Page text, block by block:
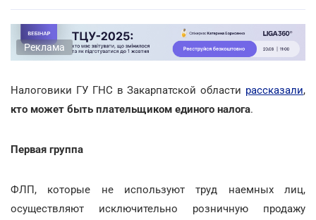
Реклама
Налоговики ГУ ГНС в Закарпатской области рассказали,
кто может быть плательщиком единого налога.
Первая группа
ФЛП, которые не используют труд наемных лиц,
осуществляют исключительно розничную продажу